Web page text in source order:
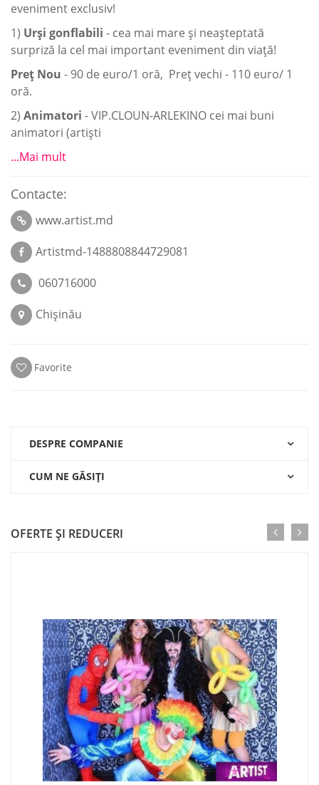
eveniment exclusiv!
1) Urși gonflabili - cea mai mare și neașteptată
surpriză la cel mai important eveniment din viață!
Preț Nou - 90 de euro/1 oră, Preț vechi - 110 euro/ 1
oră.
2) Animatori - VIP.CLOUN-ARLEKINO cei mai buni
animatori (artiști
...Mai mult
Contacte:
www.artist.md
Artistmd-1488808844729081
060716000
Chișinău
Favorite
DESPRE COMPANIE
CUM NE GĂSIŢI
OFERTE ŞI REDUCERI